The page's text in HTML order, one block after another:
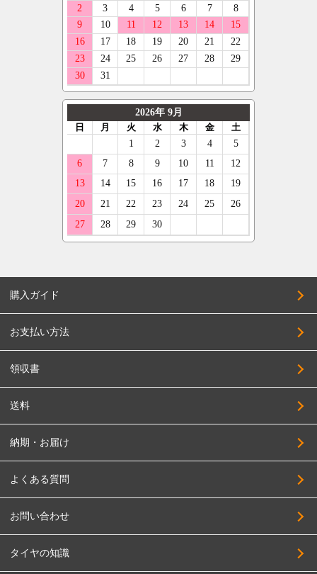
購入ガイド
お支払い方法
領収書
送料
納期・お届け
よくある質問
お問い合わせ
タイヤの知識